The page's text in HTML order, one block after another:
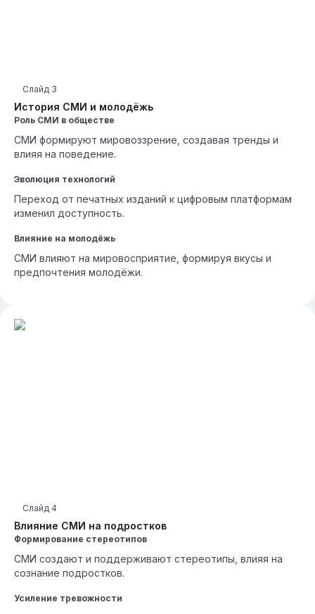
История СМИ и молодёжь
Слайд 3
Роль СМИ в обществе
СМИ формируют мировоззрение, создавая тренды и
влияя на поведение.
Эволюция технологий
Переход от печатных изданий к цифровым платформам
изменил доступность.
Влияние на молодёжь
СМИ влияют на мировосприятие, формируя вкусы и
предпочтения молодёжи.
Влияние СМИ на подростков
Слайд 4
Формирование стереотипов
СМИ создают и поддерживают стереотипы, влияя на
сознание подростков.
Усиление тревожности